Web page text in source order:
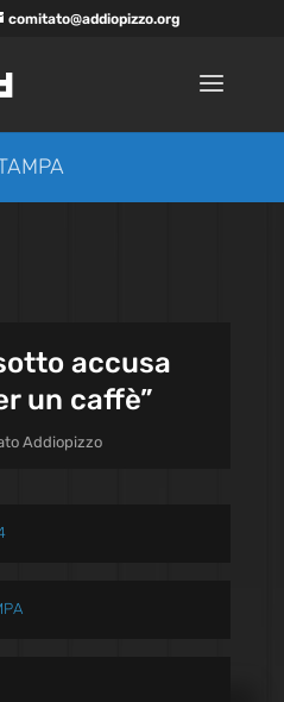
comitato@addiopizzo.org
accusa
un caffè”
Addiopizzo